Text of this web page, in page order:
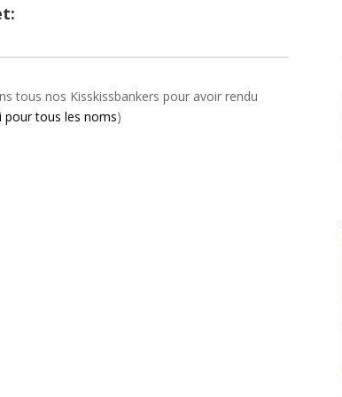
tous nos Kisskissbankers pour avoir rendu
pour tous les noms)